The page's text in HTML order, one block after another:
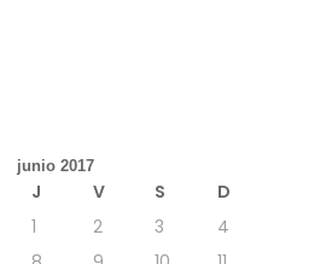
junio 2017
J V S
D
1
2 3
4